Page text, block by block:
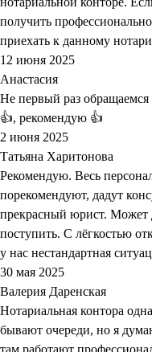
получить
приехать к данному
12 июня 2025
Анастасия
Не первый раз
👍, рекомендую 👍
2 июня 2025
Татьяна Харитонова
Рекомендую. Весь
порекомендуют, дадут
прекрасный юрист. Может
поступить. С лёгкостью
у нас нестандартная
30 мая 2025
Валерия Даренская
Нотариальная контора
бывают очереди, но я
там работают